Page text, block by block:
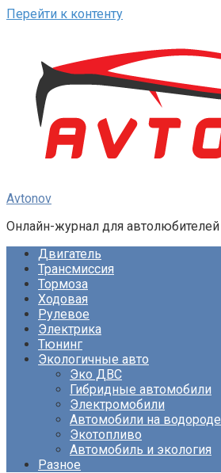
Перейти к контенту
Avtonov
Онлайн-журнал для автолюбителей
Двигатель
Трансмиссия
Тормоза
Ходовая
Рулевое
Электрика
Тюнинг
Экологичные авто
Эко ДВС
Гибридные автомобили
Электромобили
Автомобили на водороде
Экотопливо
Автомобиль и экология
Разное